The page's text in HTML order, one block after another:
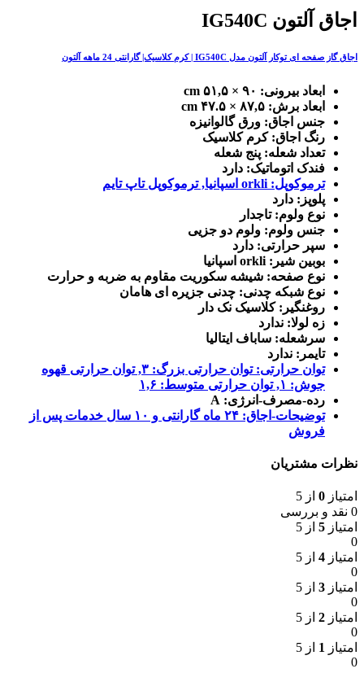
اجاق آلتون IG540C
اجاق گاز صفحه ای توکار آلتون مدل IG540C | کرم کلاسیک| گارانتی 24 ماهه آلتون
ابعاد بیرونی: ۹۰ × ۵۱,۵ cm
ابعاد برش: ۸۷,۵ × ۴۷.۵ cm
جنس اجاق: ورق گالوانیزه
رنگ اجاق: کرم کلاسیک
تعداد شعله: پنج شعله
فندک اتوماتیک: دارد
ترموکوپل: orkli اسپانیا, ترموکوپل تاپ تایم
پلوپز: دارد
نوع ولوم: تاجدار
جنس ولوم: ولوم دو جزیی
سپر حرارتی: دارد
بوبین شیر: orkli اسپانیا
نوع صفحه: شیشه سکوریت مقاوم به ضربه و حرارت
نوع شبکه چدنی: چدنی جزیره ای هامان
روغنگیر: کلاسیک نک دار
زه لولا: ندارد
سرشعله: ساباف ایتالیا
تایمر: ندارد
توان حرارتی: توان حرارتی بزرگ: ۳, توان حرارتی قهوه
جوش: ۱, توان حرارتی متوسط: ۱,۶
رده-مصرف-انرژی: A
توضیحات-اجاق: ۲۴ ماه گارانتی و ۱۰ سال خدمات پس از
فروش
نظرات مشتریان
امتیاز 0 از 5
0 نقد و بررسی
امتیاز 5 از 5
0
امتیاز 4 از 5
0
امتیاز 3 از 5
0
امتیاز 2 از 5
0
امتیاز 1 از 5
0